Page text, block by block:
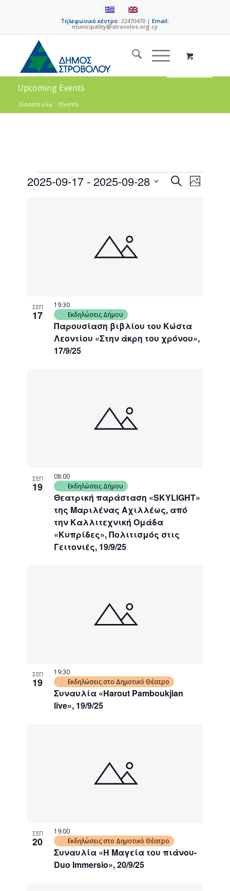
Τηλεφωνικό κέντρο: 22470470 |Email:
municipality@strovolos.org.cy
Upcoming Events
Είσαστε εδώ: /Events
Events
SearchEvent
Views
Photo
2025-09-17 - 2025-09-28
ΣΕΠ
17
Παρουσίαση βιβλίου του Κώστα
Λεοντίου «Στην άκρη του χρόνου»,
17/9/25
19:30
Εκδηλώσεις Δήμου
ΣΕΠ
19
Θεατρική παράσταση «SKYLIGHT»
της Μαριλένας Αχιλλέως, από
την Καλλιτεχνική Ομάδα
«Κυπρίδες», Πολιτισμός στις
Γειτονιές, 19/9/25
08:00
Εκδηλώσεις Δήμου
ΣΕΠ
19
Συναυλία «Harout Pamboukjian
live», 19/9/25
19:30
Εκδηλώσεις στο Δημοτικό Θέατρο
ΣΕΠ
20
Συναυλία «Η Μαγεία του πιάνου-
Duo Immersio», 20/9/25
19:00
Εκδηλώσεις στο Δημοτικό Θέατρο